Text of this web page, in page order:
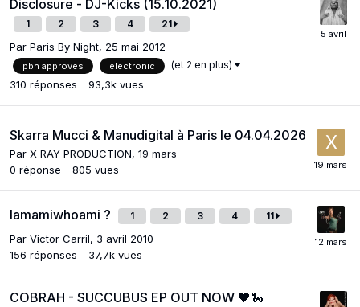
Disclosure - DJ-Kicks (15.10.2021)
1 2 3 4 21
Par Paris By Night, 25 mai 2012
pbn approves electronic (et 2 en plus)
310 réponses 93,3k vues
Skarra Mucci & Manudigital à Paris le 04.04.2026
Par X RAY PRODUCTION, 19 mars
0 réponse 805 vues
Iamamiwhoami ? 1 2 3 4 11
Par Victor Carril, 3 avril 2010
156 réponses 37,7k vues
COBRAH - SUCCUBUS EP OUT NOW 🖤🐍